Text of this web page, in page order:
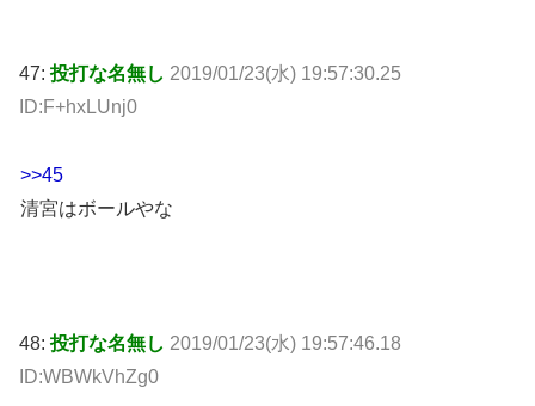
47:投打な名無し 2019/01/23(水) 19:57:30.25
ID:F+hxLUnj0
>>45
清宮はボールやな
48:投打な名無し 2019/01/23(水) 19:57:46.18
ID:WBWkVhZg0